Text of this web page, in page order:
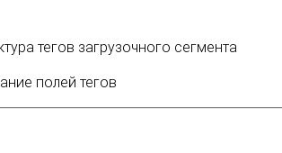
тегов загрузочного сегмента
полей тегов